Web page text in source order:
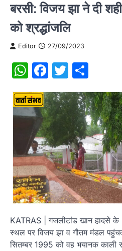
बरसी: विजय झा ने दी
को श्रद्धांजलि
Editor 27/09/2023
WhatsApp
Facebook
Twitter
KATRAS | गजलीटांड खान हादसे के
स्थल पर विजय झा व गौतम मंडल
सितम्बर 1995 को वह भयानक काली